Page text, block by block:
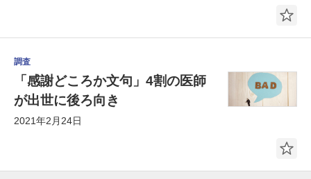
調査
「感謝どころか文句」4割の医師
が出世に後ろ向き
2021年2月24日